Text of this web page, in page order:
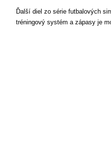
Ďalší diel zo série futbalových
tréningový systém a zápasy je